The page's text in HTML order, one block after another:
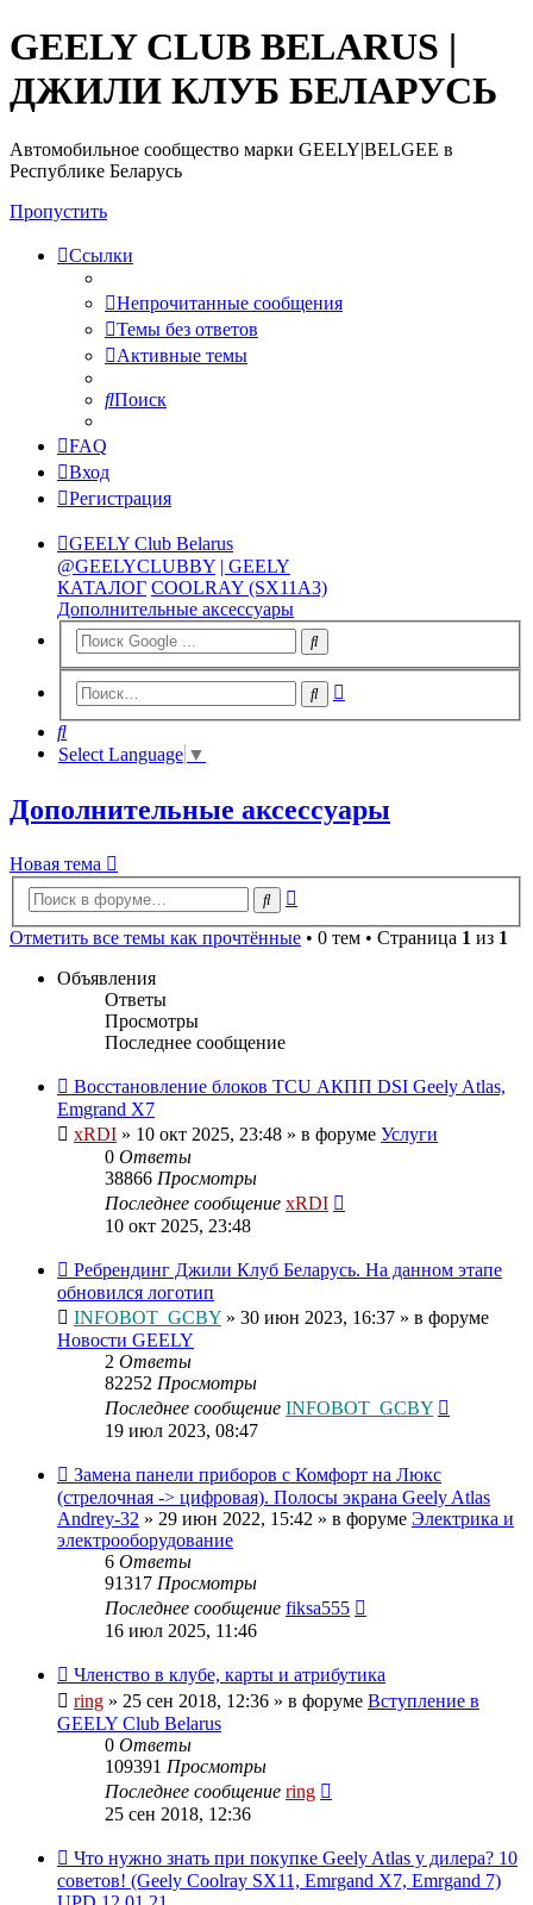
GEELY CLUB BELARUS |
ДЖИЛИ КЛУБ БЕЛАРУСЬ
Автомобильное сообщество марки GEELY|BELGEE в
Республике Беларусь
Пропустить
Ссылки
Непрочитанные сообщения
Темы без ответов
Активные темы
Поиск
FAQ
Вход
Регистрация
GEELY Club Belarus
@GEELYCLUBBY | GEELY
КАТАЛОГ COOLRAY (SX11A3)
Дополнительные аксессуары
Поиск
Поиск
Select Language ▼
Дополнительные аксессуары
Новая тема
Поиск
Отметить все темы как прочтённые • 0 тем • Страница 1 из 1
Объявления
Ответы
Просмотры
Последнее сообщение
Восстановление блоков TCU АКПП DSI Geely Atlas,
Emgrand X7
xRDI » 10 окт 2025, 23:48 » в форуме Услуги
0 Ответы
38866 Просмотры
Последнее сообщение xRDI
10 окт 2025, 23:48
Ребрендинг Джили Клуб Беларусь. На данном этапе
обновился логотип
INFOBOT_GCBY » 30 июн 2023, 16:37 » в форуме
Новости GEELY
2 Ответы
82252 Просмотры
Последнее сообщение INFOBOT_GCBY
19 июл 2023, 08:47
Замена панели приборов с Комфорт на Люкс
(стрелочная -> цифровая). Полосы экрана Geely Atlas
Andrey-32 » 29 июн 2022, 15:42 » в форуме Электрика и
электрооборудование
6 Ответы
91317 Просмотры
Последнее сообщение fiksa555
16 июл 2025, 11:46
Членство в клубе, карты и атрибутика
ring » 25 сен 2018, 12:36 » в форуме Вступление в
GEELY Club Belarus
0 Ответы
109391 Просмотры
Последнее сообщение ring
25 сен 2018, 12:36
Что нужно знать при покупке Geely Atlas у дилера? 10
советов! (Geely Coolray SX11, Emrgand X7, Emrgand 7)